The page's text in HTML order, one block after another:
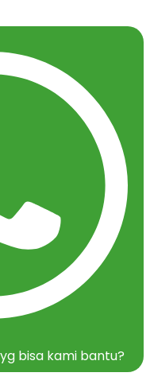
bisa kami bantu?